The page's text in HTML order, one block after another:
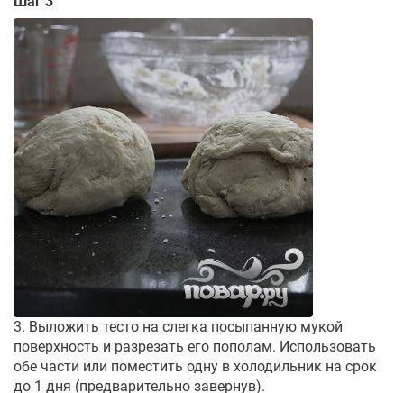
3. Выложить тесто на слегка посыпанную мукой
поверхность и разрезать его пополам. Использовать
обе части или поместить одну в холодильник на срок
до 1 дня (предварительно завернув).